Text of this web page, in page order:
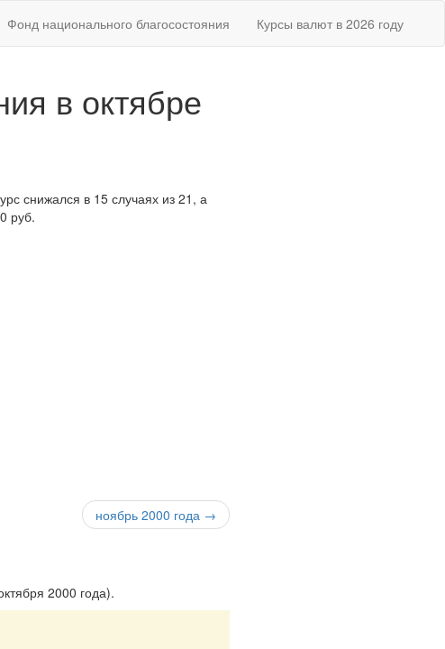
Фонд национального благосостояния Курсы валют в 2026 году
в октябре
снижался в 15 случаях из 21, а
руб.
ноябрь 2000 года →
2000 года).